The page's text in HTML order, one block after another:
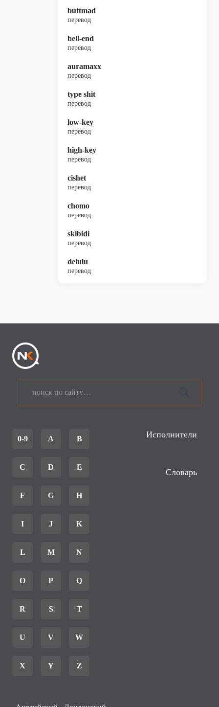
buttmad
перевод
bell-end
перевод
auramaxx
перевод
type shit
перевод
low-key
перевод
high-key
перевод
cishet
перевод
chomo
перевод
skibidi
перевод
delulu
перевод
0-9 A B
C D E
F G H
I J K
L M N
O P Q
R S T
U V W
X Y Z
Исполнители
Словарь